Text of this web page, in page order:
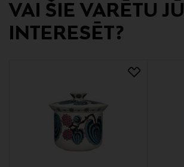
Ražotāja daļas numurs
1070941
Ražotāja adrese
Keilaniementie 10, 02150, Espoo, Finland
VAI ŠIE VARĒTU
INTERESĒT?